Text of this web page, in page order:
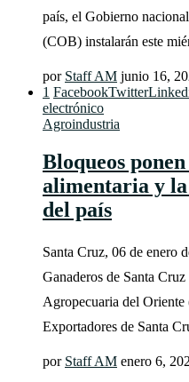
país, el Gobierno
(COB) instalarán este
por Staff AM junio 16,
1 FacebookTwitter
electrónico
Agroindustria
Bloqueos
alimentaria y
del país
Santa Cruz, 06 de enero
Ganaderos de Santa
Agropecuaria del
Exportadores de Santa
por Staff AM enero 6,